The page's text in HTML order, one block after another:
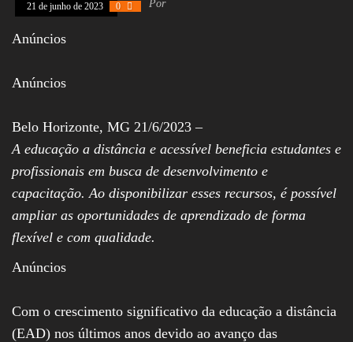
Vinhos, Bebidas,
Receitas, Chef, RH,
Emprego,
Negócios,
Oportunidades,
21 de junho de 2023 0 Por
Anúncios
Anúncios
Belo Horizonte, MG 21/6/2023 –
A educação a distância e acessível beneficia estudantes e
profissionais em busca de desenvolvimento e
capacitação. Ao disponibilizar esses recursos, é possível
ampliar as oportunidades de aprendizado de forma
flexível e com qualidade.
Anúncios
Com o crescimento significativo da educação a distância
(EAD) nos últimos anos devido ao avanço das